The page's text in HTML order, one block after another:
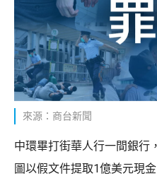
來源：商台新聞
中環畢打街華人行一間銀行
圖以假文件提取1億美元現